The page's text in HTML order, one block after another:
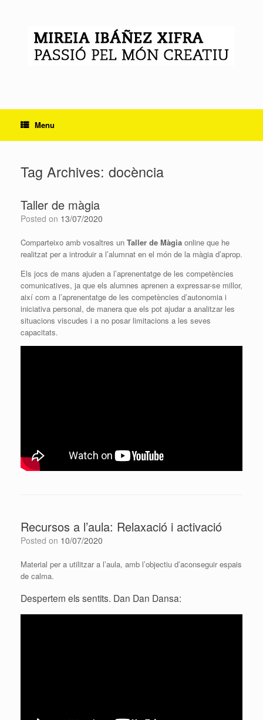
Menu
Tag Archives: docència
Taller de màgia
Posted on 13/07/2020
Comparteixo amb vosaltres un Taller de Màgia online que he
realitzat per a introduir a l’alumnat en el món de la màgia d’aprop.
Els jocs de mans ajuden a l’aprenentatge de les competències
comunicatives, ja que els alumnes aprenen a expressar-se millor,
així com a l’aprenentatge de les competències d’autonomia i
iniciativa personal, de manera que els pot ajudar a analitzar les
situacions viscudes i a no posar limitacions a les seves
capacitats.
Recursos a l’aula: Relaxació i activació
Posted on 10/07/2020
Material per a utilitzar a l’aula, amb l’objectiu d’aconseguir espais
de calma.
Despertem els sentits. Dan Dan Dansa: